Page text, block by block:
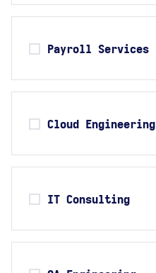
Payroll Services
Cloud Engineering
IT Consulting